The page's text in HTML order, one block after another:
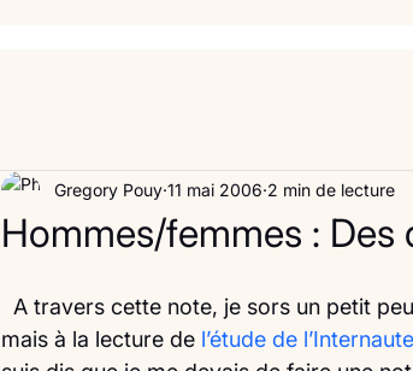
Hommes/femmes : Des
Gregory Pouy 11 mai 2006 2 min de lecture
mais à la lecture de l’étude de